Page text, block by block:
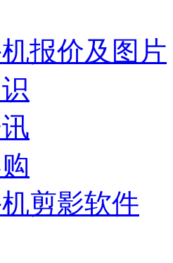
报价及图片
剪影软件